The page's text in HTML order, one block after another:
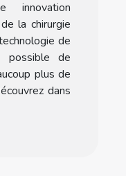
innovation
la chirurgie
de
possible de
plus de
dans